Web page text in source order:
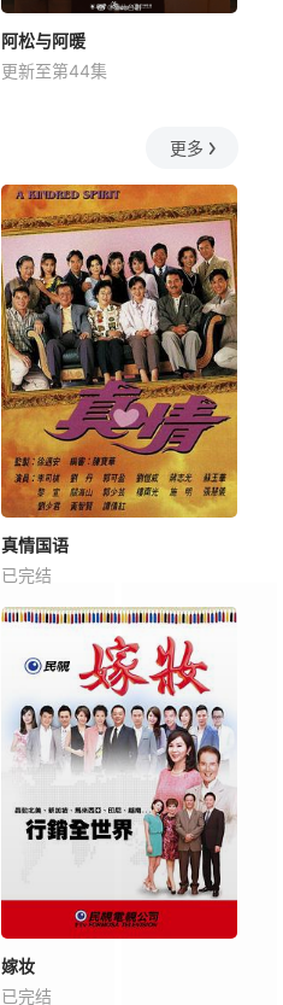
阿松与阿暖
更新至第44集
更多
真情国语
已完结
嫁妆
已完结